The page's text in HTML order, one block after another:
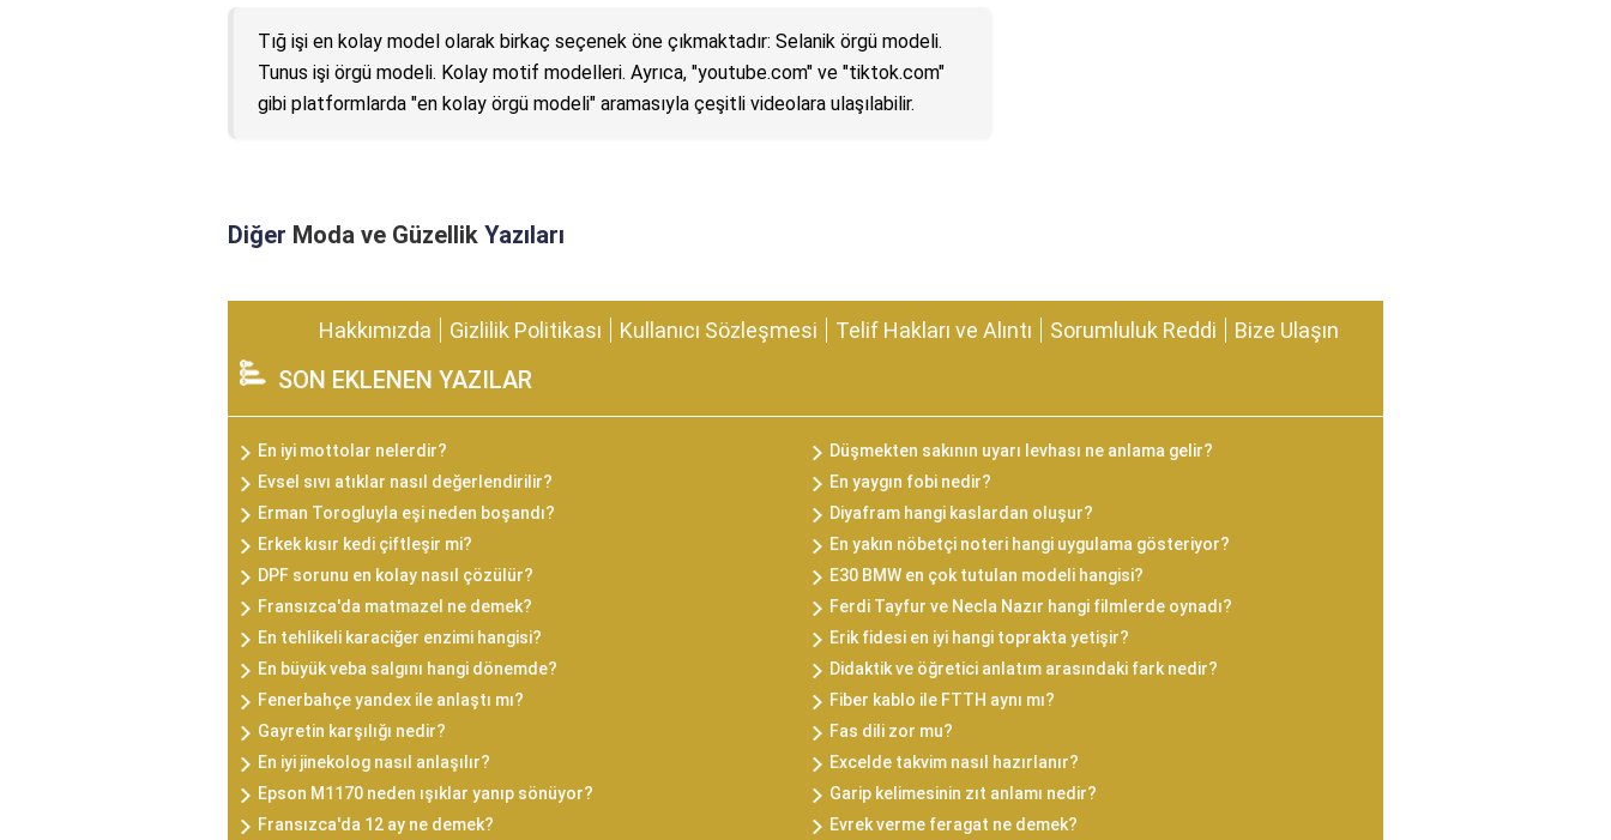
Tığ işi en kolay model olarak birkaç seçenek öne çıkmaktadır: Selanik örgü modeli.
Tunus işi örgü modeli. Kolay motif modelleri. Ayrıca, "youtube.com" ve "tiktok.com"
gibi platformlarda "en kolay örgü modeli" aramasıyla çeşitli videolara ulaşılabilir.
Diğer Moda ve Güzellik Yazıları
Hakkımızda Gizlilik Politikası Kullanıcı Sözleşmesi Telif Hakları ve Alıntı Sorumluluk Reddi Bize Ulaşın
SON EKLENEN YAZILAR
En iyi mottolar nelerdir?
Düşmekten sakının uyarı levhası ne anlama gelir?
Evsel sıvı atıklar nasıl değerlendirilir?
En yaygın fobi nedir?
Erman Torogluyla eşi neden boşandı?
Diyafram hangi kaslardan oluşur?
Erkek kısır kedi çiftleşir mi?
En yakın nöbetçi noteri hangi uygulama gösteriyor?
DPF sorunu en kolay nasıl çözülür?
E30 BMW en çok tutulan modeli hangisi?
Fransızca'da matmazel ne demek?
Ferdi Tayfur ve Necla Nazır hangi filmlerde oynadı?
En tehlikeli karaciğer enzimi hangisi?
Erik fidesi en iyi hangi toprakta yetişir?
En büyük veba salgını hangi dönemde?
Didaktik ve öğretici anlatım arasındaki fark nedir?
Fenerbahçe yandex ile anlaştı mı?
Fiber kablo ile FTTH aynı mı?
Gayretin karşılığı nedir?
Fas dili zor mu?
En iyi jinekolog nasıl anlaşılır?
Excelde takvim nasıl hazırlanır?
Epson M1170 neden ışıklar yanıp sönüyor?
Garip kelimesinin zıt anlamı nedir?
Fransızca'da 12 ay ne demek?
Evrek verme feragat ne demek?